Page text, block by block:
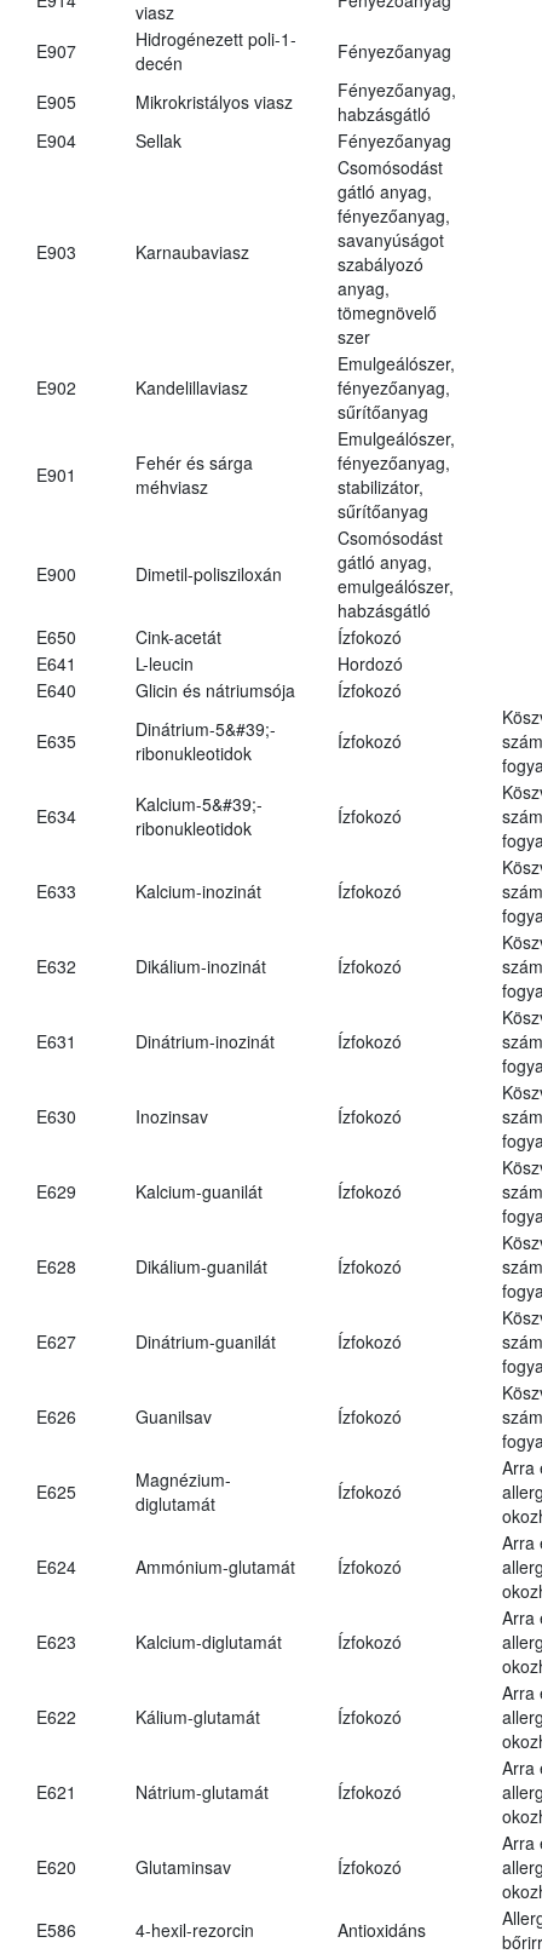
viasz
E907
Hidrogénezett poli-1-
decén
Fényezőanyag
E905 Mikrokristályos viasz
Fényezőanyag,
habzásgátló
E904
Sellak Fényezőanyag
E903 Karnaubaviasz
Csomósodást
gátló anyag,
fényezőanyag,
savanyúságot
szabályozó
anyag,
tömegnövelő
szer
E902 Kandelillaviasz
Emulgeálószer,
fényezőanyag,
sűrítőanyag
E901
Fehér és sárga
méhviasz
Emulgeálószer,
fényezőanyag,
stabilizátor,
sűrítőanyag
E900 Dimetil-polisziloxán
Csomósodást
gátló anyag,
emulgeálószer,
habzásgátló
E650
Cink-acetát
Ízfokozó
E641
L-leucin
Hordozó
E640
Glicin és nátriumsója Ízfokozó
E635
Dinátrium-5&#39;-
ribonukleotidok
Ízfokozó
E634
Kalcium-5&#39;-
ribonukleotidok
Ízfokozó
E633 Kalcium-inozinát Ízfokozó
E632 Dikálium-inozinát Ízfokozó
E631 Dinátrium-inozinát Ízfokozó
E630 Inozinsav Ízfokozó
E629 Kalcium-guanilát Ízfokozó
E628 Dikálium-guanilát Ízfokozó
E627 Dinátrium-guanilát Ízfokozó
E626 Guanilsav Ízfokozó
E625
Magnézium-
diglutamát
Ízfokozó
Arra
E624 Ammónium-glutamát Ízfokozó
Arra
E623 Kalcium-diglutamát Ízfokozó
Arra
E622 Kálium-glutamát Ízfokozó
Arra
E621 Nátrium-glutamát Ízfokozó
Arra
E620 Glutaminsav Ízfokozó
Arra
E586
4-hexil-rezorcin Antioxidáns